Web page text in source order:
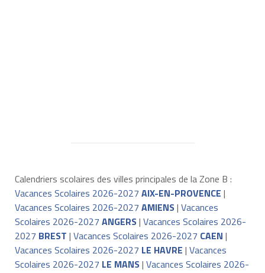
Calendriers scolaires des villes principales de la Zone B :
Vacances Scolaires 2026-2027 AIX-EN-PROVENCE |
Vacances Scolaires 2026-2027 AMIENS| Vacances
Scolaires 2026-2027 ANGERS| Vacances Scolaires 2026-
2027 BREST | Vacances Scolaires 2026-2027 CAEN |
Vacances Scolaires 2026-2027 LE HAVRE | Vacances
Scolaires 2026-2027 LE MANS| Vacances Scolaires 2026-